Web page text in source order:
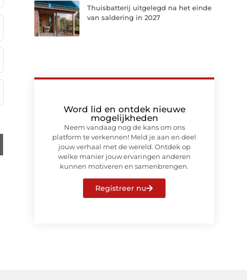
Thuisbatterij uitgelegd na het einde
van saldering in 2027
Word lid en ontdek nieuwe
mogelijkheden
Neem vandaag nog de kans om ons
platform te verkennen! Meld je aan en deel
jouw verhaal met de wereld. Ontdek op
welke manier jouw ervaringen anderen
kunnen motiveren en samenbrengen.
Registreer nu